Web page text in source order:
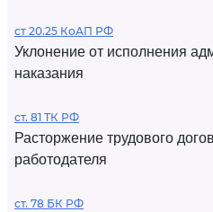
ст 20.25 КоАП РФ
Уклонение от исполнения
наказания
ст. 81 ТК РФ
Расторжение трудового
работодателя
ст. 78 БК РФ